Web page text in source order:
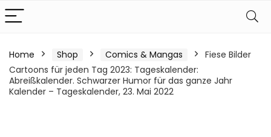
Home Shop Comics & Mangas
Fiese Bilder
Cartoons für jeden Tag 2023: Tageskalender:
Abreißkalender. Schwarzer Humor für das ganze Jahr
Kalender – Tageskalender, 23. Mai 2022